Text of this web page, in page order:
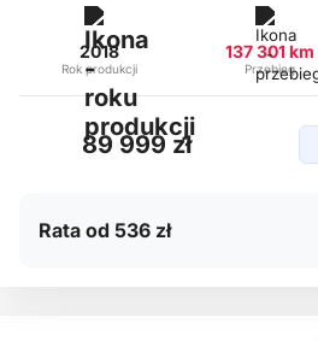
2018
Rok produkcji
137 301 km
Przebieg
89 999 zł
Rata od 536 zł